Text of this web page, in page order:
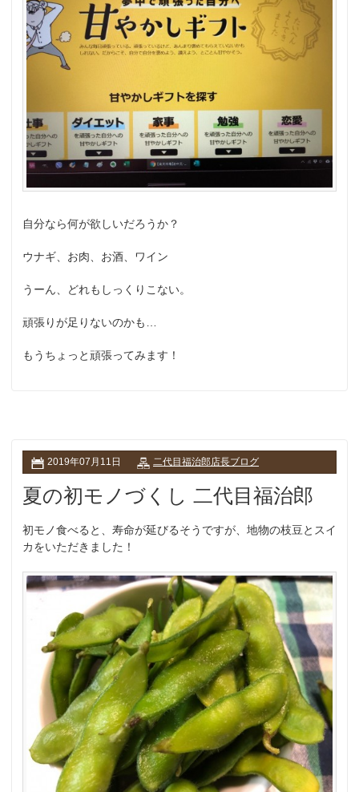
自分なら何が欲しいだろうか？
ウナギ、お肉、お酒、ワイン
うーん、どれもしっくりこない。
頑張りが足りないのかも…
もうちょっと頑張ってみます！
2019年07月11日 二代目福治郎店長ブログ
夏の初モノづくし 二代目福治郎
初モノ食べると、寿命が延びるそうですが、地物の枝豆とスイ
カをいただきました！